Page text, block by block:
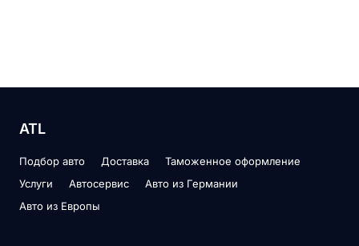
ATL
Подбор авто Доставка
Таможенное оформление
Услуги
Автосервис
Авто из Германии
Авто из Европы